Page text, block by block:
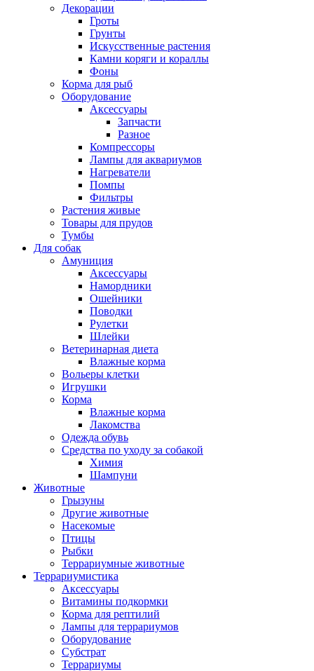
Декорации
Гроты
Грунты
Искусственные растения
Камни коряги и кораллы
Фоны
Корма для рыб
Оборудование
Аксессуары
Запчасти
Разное
Компрессоры
Лампы для аквариумов
Нагреватели
Помпы
Фильтры
Растения живые
Товары для прудов
Тумбы
Для собак
Амуниция
Аксессуары
Намордники
Ошейники
Поводки
Рулетки
Шлейки
Ветеринарная диета
Влажные корма
Вольеры клетки
Игрушки
Корма
Влажные корма
Лакомства
Одежда обувь
Средства по уходу за собакой
Химия
Шампуни
Животные
Грызуны
Другие животные
Насекомые
Птицы
Рыбки
Террариумные животные
Террариумистика
Аксессуары
Витамины подкормки
Корма для рептилий
Лампы для террариумов
Оборудование
Субстрат
Террариумы